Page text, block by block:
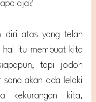
aja?
diri atas yang telah
itu membuat kita
tapi jodoh
akan ada lelaki
kekurangan kita,